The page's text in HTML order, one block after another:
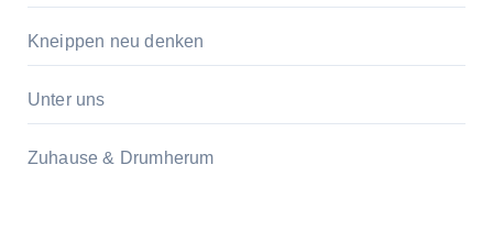
Kneippen neu denken
Unter uns
Zuhause & Drumherum